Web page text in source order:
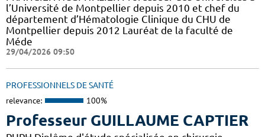
l’Université de Montpellier depuis 2010 et chef du
département d’Hématologie Clinique du CHU de
Montpellier depuis 2012 Lauréat de la faculté de
Méde
29/04/2026 09:50
PROFESSIONNELS DE SANTÉ
relevance: 100%
Professeur GUILLAUME CAPTIER